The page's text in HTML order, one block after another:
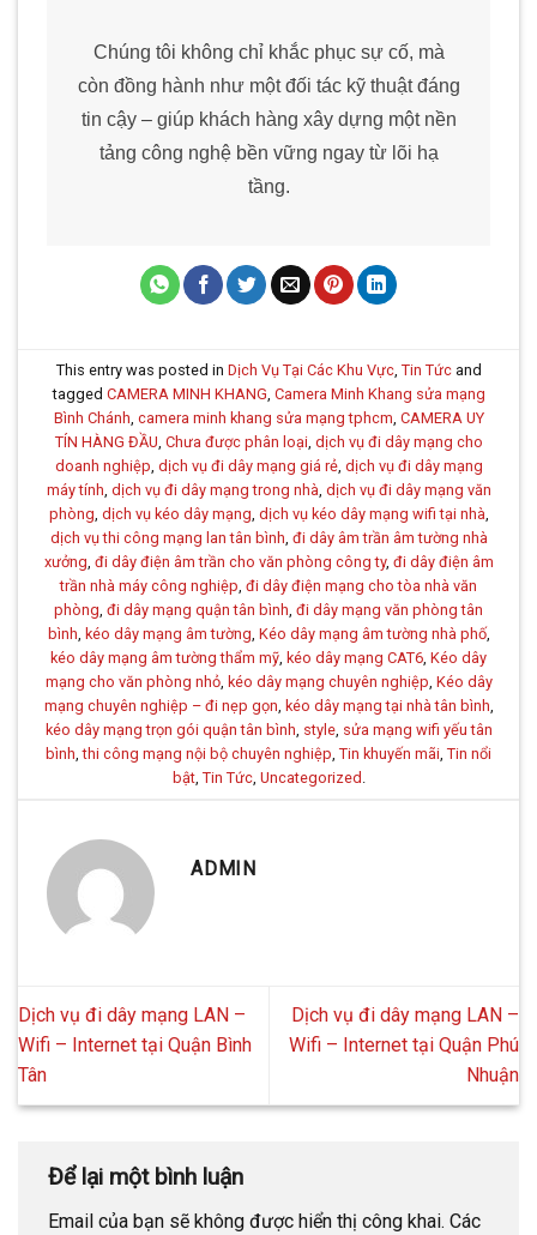
Chúng tôi không chỉ khắc phục sự cố, mà
còn đồng hành như một đối tác kỹ thuật đáng
tin cậy – giúp khách hàng xây dựng một nền
tảng công nghệ bền vững ngay từ lõi hạ
tầng.
This entry was posted in Dịch Vụ Tại Các Khu Vực, Tin Tứcand
tagged CAMERA MINH KHANG Camera Minh Khang sửa mạng
Bình Chánh camera minh khang sửa mạng tphcm CAMERA UY
TÍN HÀNG ĐẦU Chưa được phân loại, dịch vụ đi dây mạng cho
doanh nghiệp dịch vụ đi dây mạng giá rẻ, dịch vụ đi dây mạng
máy tính dịch vụ đi dây mạng trong nhà dịch vụ đi dây mạng văn
phòng dịch vụ kéo dây mạng dịch vụ kéo dây mạng wifi tại nhà
dịch vụ thi công mạng lan tân bình đi dây âm trần âm tường nhà
xưởng đi dây điện âm trần cho văn phòng công ty, đi dây điện âm
trần nhà máy công nghiệp đi dây điện mạng cho tòa nhà văn
phòng đi dây mạng quận tân bình đi dây mạng văn phòng tân
bình kéo dây mạng âm tường Kéo dây mạng âm tường nhà phố,
kéo dây mạng âm tường thẩm mỹ kéo dây mạng CAT6 Kéo dây
mạng cho văn phòng nhỏ, kéo dây mạng chuyên nghiệp Kéo dây
mạng chuyên nghiệp – đi nẹp gọn kéo dây mạng tại nhà tân bình
kéo dây mạng trọn gói quận tân bình style, sửa mạng wifi yếu tân
bình ,thi công mạng nội bộ chuyên nghiệp Tin khuyến mãi Tin nổi
bật, Tin Tức, Uncategorized
ADMIN
Dịch vụ đi dây mạng LAN –
Wifi – Internet tại Quận Bình
Tân
Dịch vụ đi dây mạng LAN –
Wifi – Internet tại Quận Phú
Nhuận
Để lại một bình luận
Email của bạn sẽ không được hiển thị công khai. Các